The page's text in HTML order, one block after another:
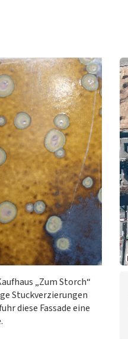
„Zum Storch“
Stuckverzierungen
diese Fassade eine